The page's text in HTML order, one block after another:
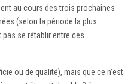
au cours des trois prochaines
(selon la période la plus
pas se rétablir entre ces
ou de qualité), mais que ce n’est